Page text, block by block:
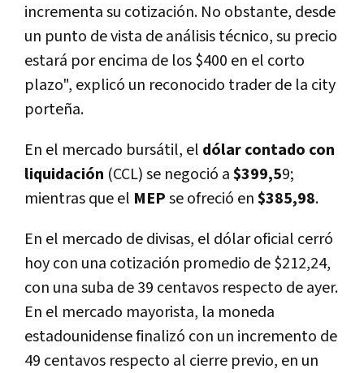
incrementa su cotización. No obstante, desde
un punto de vista de análisis técnico, su precio
estará por encima de los $400 en el corto
plazo", explicó un reconocido trader de la city
porteña.
En el mercado bursátil, el dólar contado con
liquidación (CCL) se negoció a$399,59;
mientras que el MEPse ofreció en$385,98.
En el mercado de divisas, el dólar oficial cerró
hoy con una cotización promedio de $212,24,
con una suba de 39 centavos respecto de ayer.
En el mercado mayorista, la moneda
estadounidense finalizó con un incremento de
49 centavos respecto al cierre previo, en un